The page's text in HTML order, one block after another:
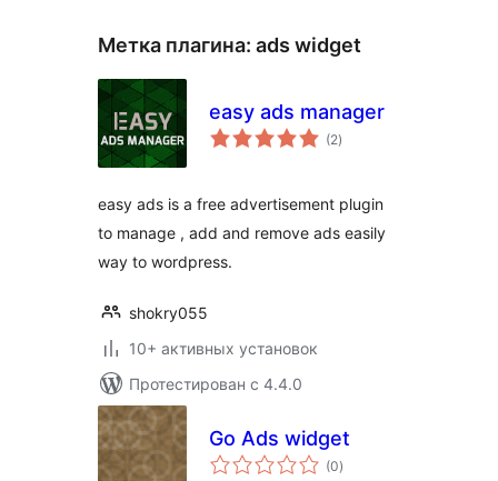
Метка плагина: ads widget
easy ads manager
(2общий
рейтинг
)
easy ads is a free advertisement plugin
to manage , add and remove ads easily
way to wordpress.
shokry055
10+ активных установок
Протестирован с 4.4.0
Go Ads widget
(0общий
рейтинг
)